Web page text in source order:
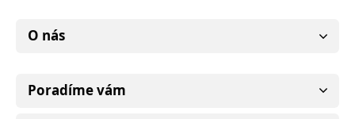
O nás
Poradíme vám